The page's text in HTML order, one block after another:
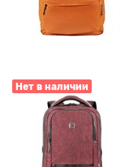
Нет в наличии